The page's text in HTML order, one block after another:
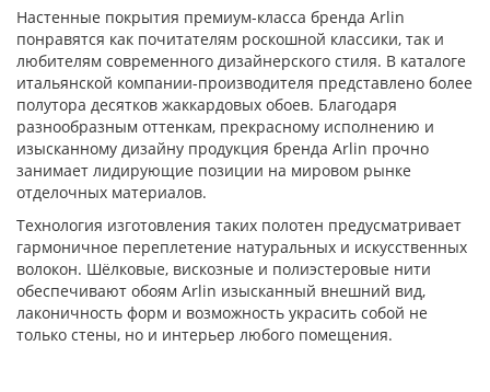
Настенные покрытия премиум-класса бренда Arlin
понравятся как почитателям роскошной классики, так и
любителям современного дизайнерского стиля. В каталоге
итальянской компании-производителя представлено более
полутора десятков жаккардовых обоев. Благодаря
разнообразным оттенкам, прекрасному исполнению и
изысканному дизайну продукция бренда Arlin прочно
занимает лидирующие позиции на мировом рынке
отделочных материалов.
Технология изготовления таких полотен предусматривает
гармоничное переплетение натуральных и искусственных
волокон. Шёлковые, вискозные и полиэстеровые нити
обеспечивают обоям Arlin изысканный внешний вид,
лаконичность форм и возможность украсить собой не
только стены, но и интерьер любого помещения.